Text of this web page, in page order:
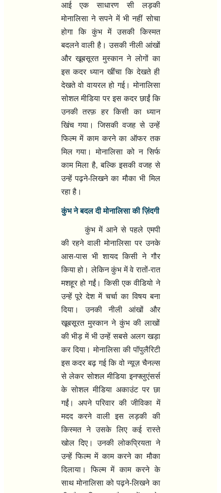
आई एक साधारण सी लड़की
मोनालिसा ने सपने में भी नहीं सोचा
होगा कि कुंभ में उसकी किस्मत
बदलने वाली है। उसकी नीली आंखों
और खूबसूरत मुस्कान ने लोगों का
इस कदर ध्यान खींचा कि देखते ही
देखते वो वायरल हो गई। मोनालिसा
सोशल मीडिया पर इस कदर छाईं कि
उनकी तरफ़ हर किसी का ध्यान
खिंच गया। जिसकी वजह से उन्हें
फिल्म में काम करने का ऑफर तक
मिल गया। मोनालिसा को न सिर्फ
काम मिला है, बल्कि इसकी वजह से
उन्हें पढ़ने-लिखने का मौका भी मिल
रहा है।
कुंभ ने बदल दी मोनालिसा की ज़िंदगी
कुंभ में आने से पहले एमपी
की रहने वाली मोनालिसा पर उनके
आस-पास भी शायद किसी ने गौर
किया हो। लेकिन कुंभ में वे रातों-रात
मशहूर हो गईं। किसी एक वीडियो ने
उन्हें पूरे देश में चर्चा का विषय बना
दिया। उनकी नीली आंखों और
खूबसूरत मुस्कान ने कुंभ की लाखों
की भीड़ में भी उन्हें सबसे अलग खड़ा
कर दिया। मोनालिसा की पॉपुलैरिटी
इस कदर बढ़ गई कि वो न्यूज़ चैनल्स
से लेकर सोशल मीडिया इनफ्लुएंसर्स
के सोशल मीडिया अकाउंट पर छा
गईं। अपने परिवार की जीविका में
मदद करने वाली इस लड़की की
किस्मत ने उसके लिए कई रास्ते
खोल दिए। उनकी लोकप्रियता ने
उन्हें फिल्म में काम करने का मौका
दिलाया। फिल्म में काम करने के
साथ मोनालिसा को पढ़ने-लिखने का